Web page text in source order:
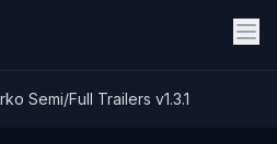
Semi/Full Trailers v1.3.1